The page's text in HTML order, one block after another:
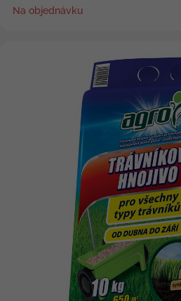
Na objednávku